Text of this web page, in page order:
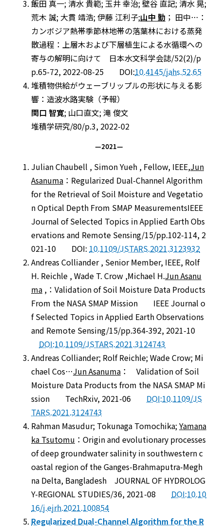
飯田 真一; 清水 貴範; 玉井 幸治; 壁谷 直記; 清水 晃;
荒木 誠; 大貫 靖浩; 伊藤 江利子;山中 勤 ； 田中…：
カンボジア熱帯季節林地帯の落葉林における蒸発
散過程：上層木および下層植生による水循環への
寄与の解明に向けて 日本水文科学会誌/52(2)/p
p.65-72, 2022-08-25 DOI:10.4145/jahs.52.65
堆積物供給がウェーブリップルの形状に与える影
響：造波水路実験（予報）
関口 智寛; 山口直文; 滝 俊文
堆積学研究/80/p.3, 2022-02
—2021—
Julian Chaubell , Simon Yueh , Fellow, IEEE,Jun
Asanuma ：Regularized Dual-Channel Algorithm
for the Retrieval of Soil Moisture and Vegetatio
n Optical Depth From SMAP MeasurementsIEEE
Journal of Selected Topics in Applied Earth Obs
ervations and Remote Sensing/15/pp.102-114, 2
021-10 DOI: 10.1109/JSTARS.2021.3123932
Andreas Colliander , Senior Member, IEEE, Rolf
H. Reichle , Wade T. Crow ,Michael H.Jun Asanu
ma ,：Validation of Soil Moisture Data Products
From the NASA SMAP Mission IEEE Journal o
f Selected Topics in Applied Earth Observations
and Remote Sensing/15/pp.364-392, 2021-10
DOI:10.1109/JSTARS.2021.3124743
Andreas Colliander; Rolf Reichle; Wade Crow; Mi
chael Cos…Jun Asanuma ： Validation of Soil
Moisture Data Products from the NASA SMAP Mi
ssion TechRxiv, 2021-06 DOI:10.1109/JS
TARS.2021.3124743
Rahman Masudur; Tokunaga Tomochika;Yamana
ka Tsutomu ：Origin and evolutionary processes
of deep groundwater salinity in southwestern c
oastal region of the Ganges-Brahmaputra-Megh
na Delta, Bangladesh JOURNAL OF HYDROLOG
Y-REGIONAL STUDIES/36, 2021-08 DOI:10.10
16/j.ejrh.2021.100854
Regularized Dual-Channel Algorithm for the R